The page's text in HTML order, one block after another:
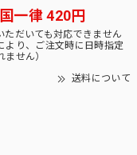
一律 420円
だいても対応できません
より、ご注文時に日時指定
せん）
送料について